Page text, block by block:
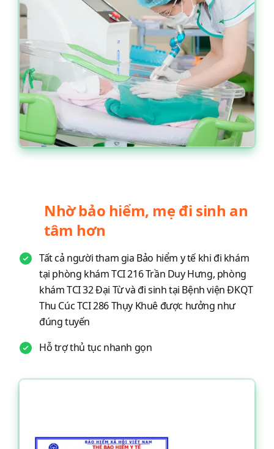
Nhờ bảo hiểm, mẹ đi sinh an
tâm hơn
Tất cả người tham gia Bảo hiểm y tế khi đi khám
tại phòng khám TCI 216 Trần Duy Hưng, phòng
khám TCI 32 Đại Từ và đi sinh tại Bệnh viện ĐKQT
Thu Cúc TCI 286 Thụy Khuê được hưởng như
đúng tuyến
Hỗ trợ thủ tục nhanh gọn